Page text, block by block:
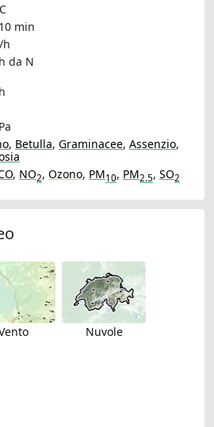
min
h
da N
, Betulla, Graminacee, Assenzio,
, NO2, Ozono, PM10, PM2.5, SO2
Nuvole